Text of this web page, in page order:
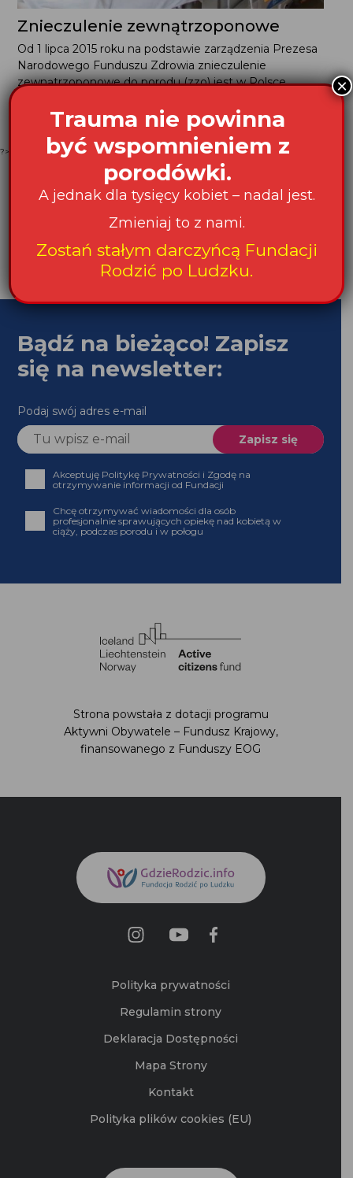
Znieczulenie zewnątrzoponowe
Od 1 lipca 2015 roku na podstawie zarządzenia Prezesa
Narodowego Funduszu Zdrowia znieczulenie
zewnątrzoponowe do porodu (zzo) jest w Polsce
udokumentowano jego użycie i obecnie jest...
?>
Bądź na bieżąco! Zapisz
się na newsletter:
Podaj swój adres e-mail
Akceptuję Politykę Prywatności i Zgodę na
otrzymywanie informacji od Fundacji
Chcę otrzymywać wiadomości dla osób
profesjonalnie sprawujących opiekę nad kobietą w
ciąży, podczas porodu i w połogu
Strona powstała z dotacji programu
Aktywni Obywatele – Fundusz Krajowy,
finansowanego z Funduszy EOG
Polityka prywatności
Regulamin strony
Deklaracja Dostępności
Mapa Strony
Kontakt
Polityka plików cookies (EU)
Trauma nie powinna
być wspomnieniem z
porodówki.
A jednak dla tysięcy kobiet – nadal jest.
Zmieniaj to z nami.
Zostań stałym darczyńcą Fundacji
Rodzić po Ludzku.
×